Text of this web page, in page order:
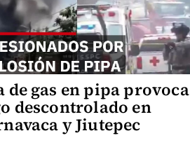
de gas en pipa provoca
descontrolado en
y Jiutepec